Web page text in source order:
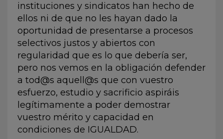
instituciones y sindicatos han hecho de
ellos ni de que no les hayan dado la
oportunidad de presentarse a procesos
selectivos justos y abiertos con
regularidad que es lo que debería ser,
pero nos vemos en la obligación defender
a tod@s aquell@s que con vuestro
esfuerzo, estudio y sacrificio aspiráis
legítimamente a poder demostrar
vuestro mérito y capacidad en
condiciones de IGUALDAD.